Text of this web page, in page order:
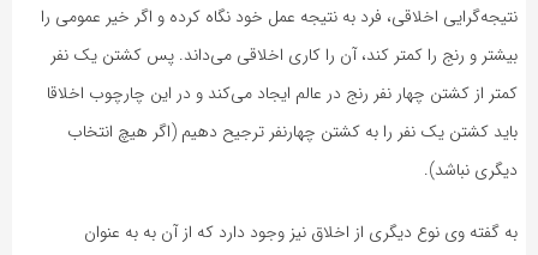
نتیجه‌گرایی اخلاقی، فرد به نتیجه عمل خود نگاه کرده و اگر خیر عمومی را
بیشتر و رنج را کمتر کند، آن را کاری اخلاقی می‌داند. پس کشتن یک نفر
کمتر از کشتن چهار نفر رنج در عالم ایجاد می‌کند و در این چارچوب اخلاقا
باید کشتن یک نفر را به کشتن چهارنفر ترجیح دهیم (اگر هیچ انتخاب
دیگری نباشد).
به گفته وی نوع دیگری از اخلاق نیز وجود دارد که از آن به به عنوان